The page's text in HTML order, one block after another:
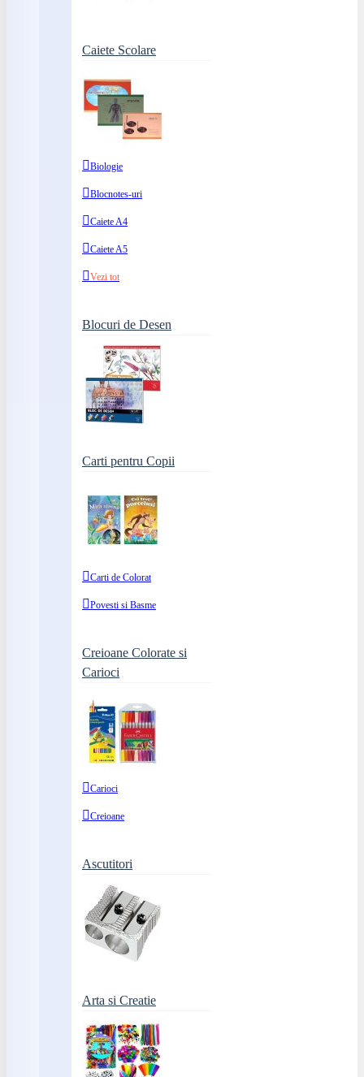
Caiete Scolare
Biologie
Blocnotes-uri
Caiete A4
Caiete A5
Vezi tot
Blocuri de Desen
Carti pentru Copii
Carti de Colorat
Povesti si Basme
Creioane Colorate si
Carioci
Carioci
Creioane
Ascutitori
Arta si Creatie